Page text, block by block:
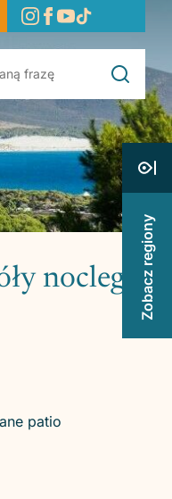
noclegu
patio
Zobacz regiony